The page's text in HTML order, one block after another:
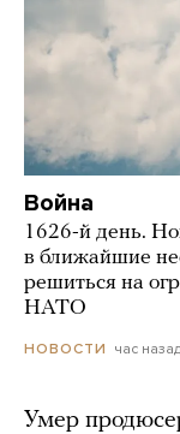
Война
1626-й день.
в ближайшие
решиться на
НАТО
НОВОСТИ час назад
Умер